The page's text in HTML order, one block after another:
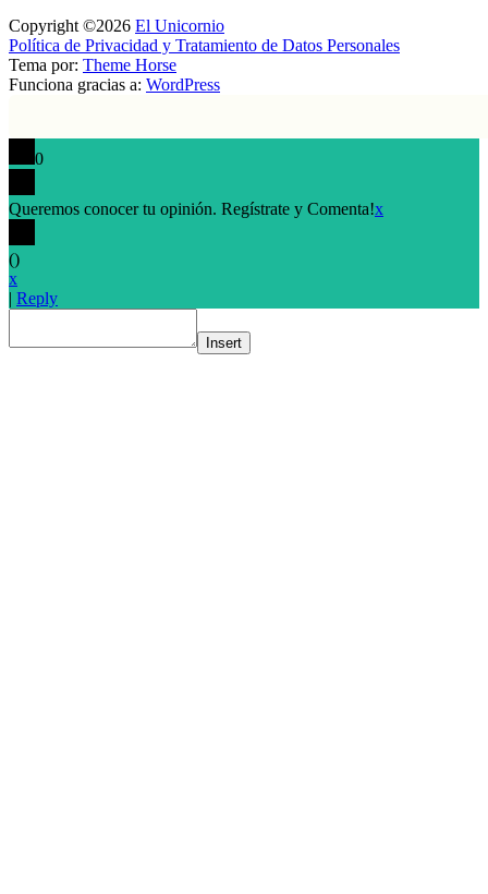
Copyright ©2026 El Unicornio
Política de Privacidad y Tratamiento de Datos Personales
Tema por: Theme Horse
Funciona gracias a: WordPress
0
Queremos conocer tu opinión. Regístrate y Comenta!x
()
x
| Reply
Insert